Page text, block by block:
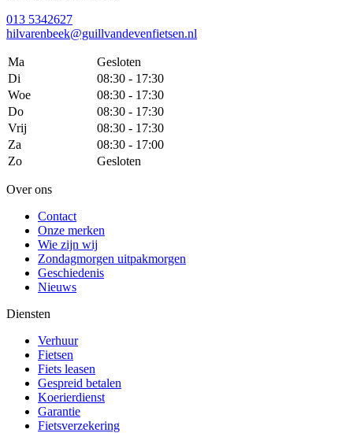
013 5342627
hilvarenbeek@guillvandevenfietsen.nl
Ma
Gesloten
Di
08:30 - 17:30
Woe
08:30 - 17:30
Do
08:30 - 17:30
Vrij
08:30 - 17:30
Za
08:30 - 17:00
Zo
Gesloten
Over ons
Contact
Onze merken
Wie zijn wij
Zondagmorgen uitpakmorgen
Geschiedenis
Nieuws
Diensten
Verhuur
Fietsen
Fiets leasen
Gespreid betalen
Koerierdienst
Garantie
Fietsverzekering